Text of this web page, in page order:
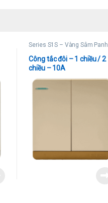
Series S1S – Vàng Sâm Panh
Công tắc đôi – 1 chiều / 2
chiều – 10A